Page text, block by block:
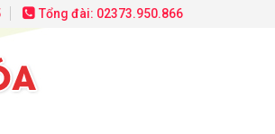
Tổng đài: 02373.950.866